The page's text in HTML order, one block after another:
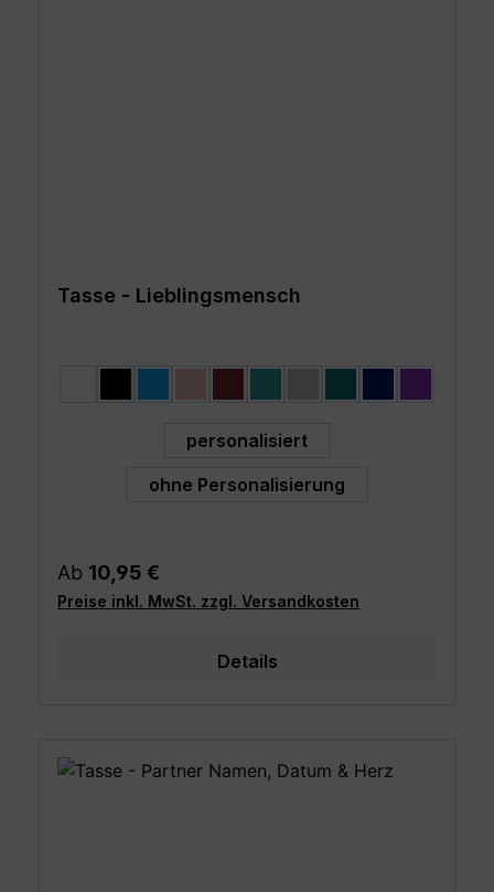
Tasse - Lieblingsmensch
weissschwarzhellblau
rosaburgund
türkis graupetroldunkelblau
lila
auswählen
personalisiert
ohne Personalisierung
Regulärer Preis:
Ab 10,95 €
Preise inkl. MwSt. zzgl. Versandkosten
Details